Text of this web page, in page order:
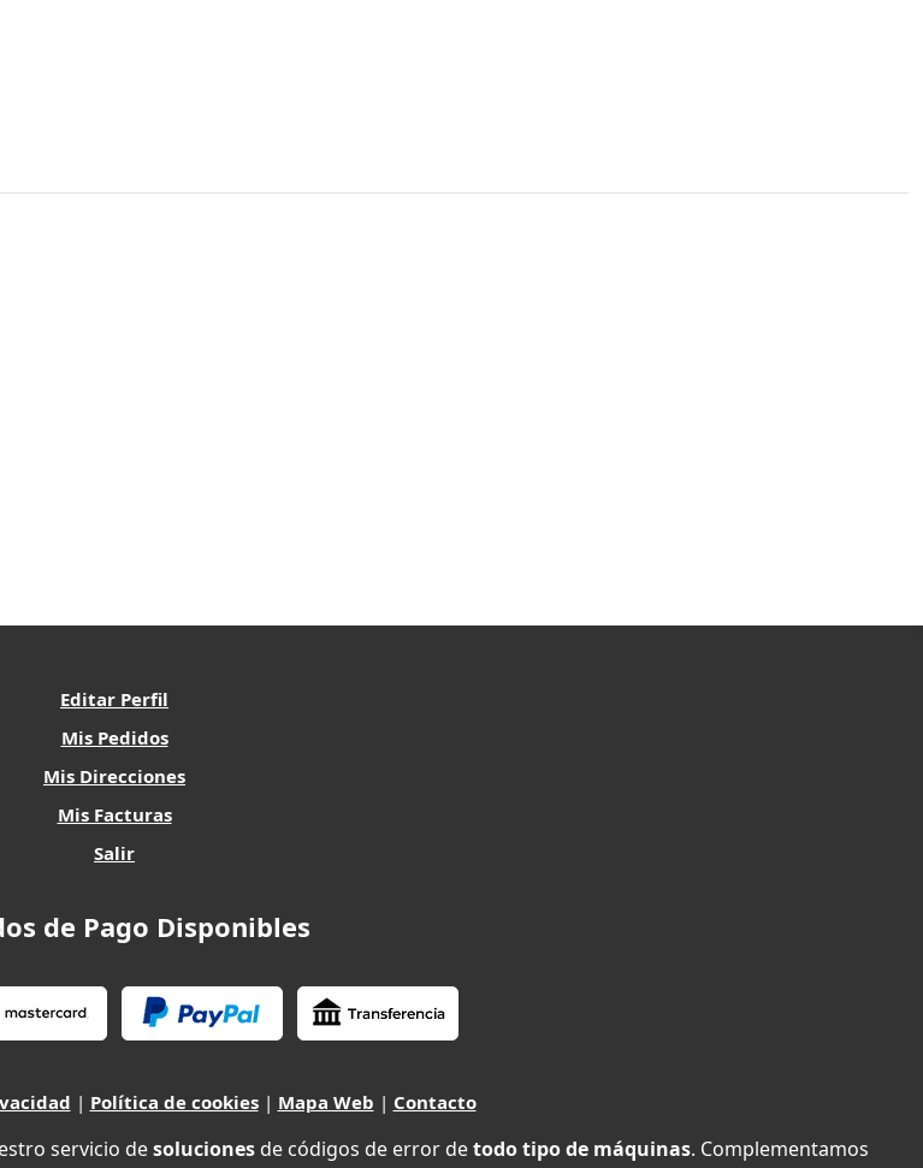
Editar Perfil
Mis Pedidos
Mis Direcciones
Mis Facturas
Salir
de Pago Disponibles
| Política de cookies| Mapa Web | Contacto
servicio desoluciones de códigos de error detodo tipo de máquinas. Complementamos